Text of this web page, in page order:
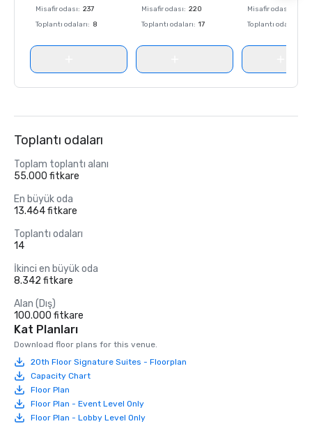
Misafir odası: 237
Toplantı odaları: 8
Misafir odası: 220
Toplantı odaları: 17
Misafir odası
Toplantı odaları
Toplantı odaları
Toplam toplantı alanı
55.000 fitkare
En büyük oda
13.464 fitkare
Toplantı odaları
14
İkinci en büyük oda
8.342 fitkare
Alan (Dış)
100.000 fitkare
Kat Planları
Download floor plans for this venue.
20th Floor Signature Suites - Floorplan
Capacity Chart
Floor Plan
Floor Plan - Event Level Only
Floor Plan - Lobby Level Only